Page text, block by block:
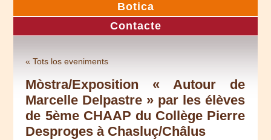
Botica
Contacte
« Tots los eveniments
Mòstra/Exposition « Autour de
Marcelle Delpastre » par les élèves
de 5ème CHAAP du Collège Pierre
Desproges à Chasluç/Châlus